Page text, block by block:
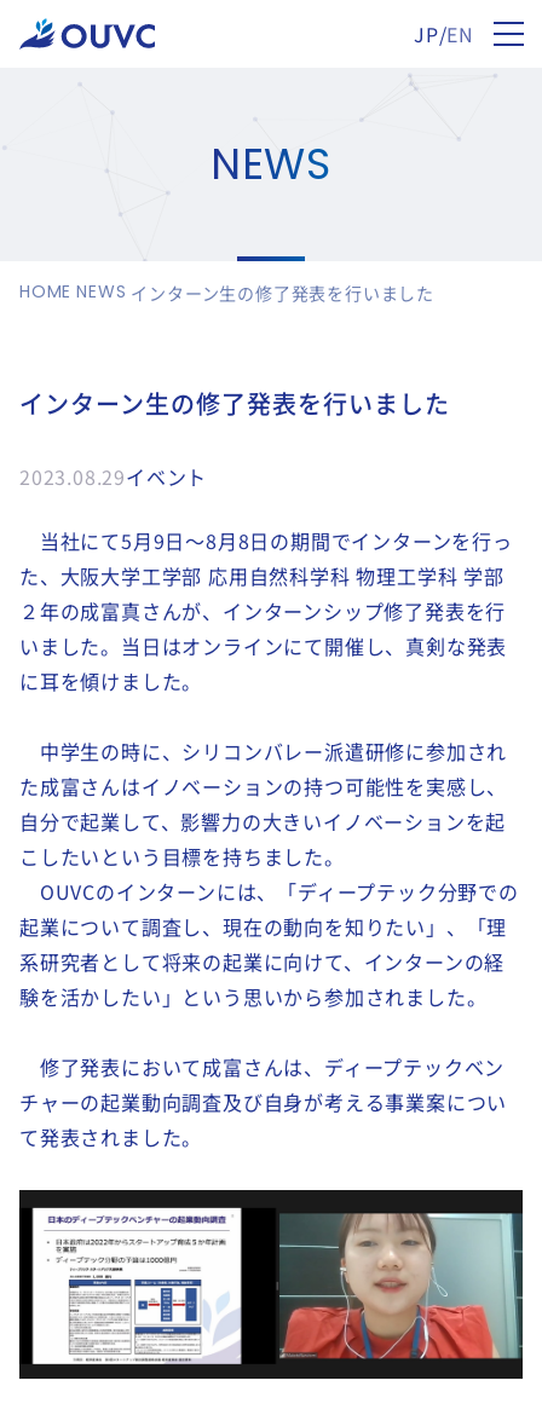
JP/EN
NEWS
HOME NEWS インターン生の修了発表を行いました
インターン生の修了発表を行いました
2023.08.29イベント
当社にて5月9日～8月8日の期間でインターンを行っ
た、大阪大学工学部 応用自然科学科 物理工学科 学部
２年の成富真さんが、インターンシップ修了発表を行
いました。当日はオンラインにて開催し、真剣な発表
に耳を傾けました。
中学生の時に、シリコンバレー派遣研修に参加され
た成富さんはイノベーションの持つ可能性を実感し、
自分で起業して、影響力の大きいイノベーションを起
こしたいという目標を持ちました。
OUVCのインターンには、「ディープテック分野での
起業について調査し、現在の動向を知りたい」、「理
系研究者として将来の起業に向けて、インターンの経
験を活かしたい」という思いから参加されました。
修了発表において成富さんは、ディープテックベン
チャーの起業動向調査及び自身が考える事業案につい
て発表されました。